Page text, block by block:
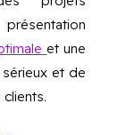
et une
et de